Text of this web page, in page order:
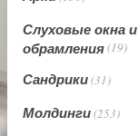
Слуховые окна и
обрамления(19)
Сандрики(31)
Молдинги(253)